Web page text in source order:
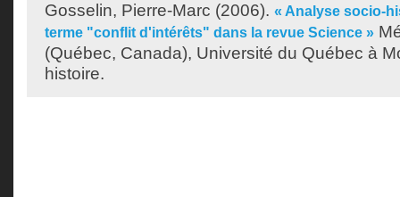
Gosselin, Pierre-Marc (2006). « Analyse socio-
terme "conflit d'intérêts" dans la revue Science »
(Québec, Canada), Université du Québec à
histoire.